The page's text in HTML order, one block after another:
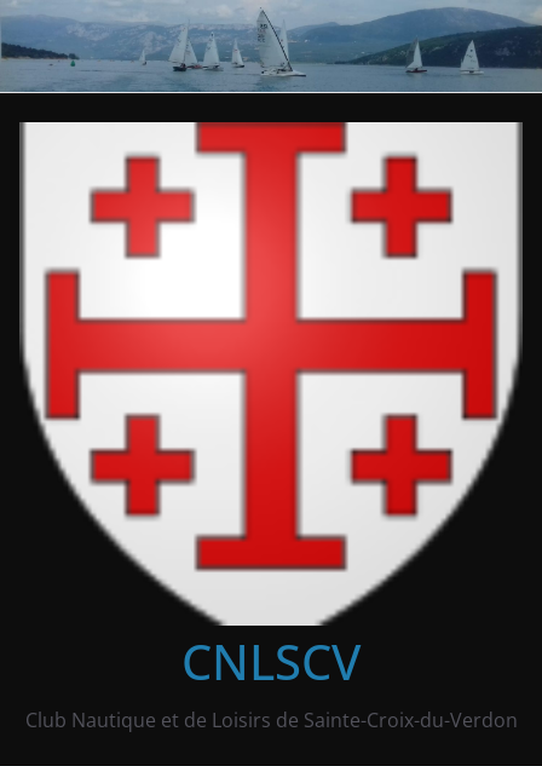
CNLSCV
Club Nautique et de Loisirs de Sainte-Croix-du-Verdon